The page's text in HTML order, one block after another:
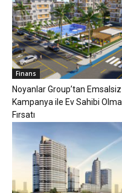
Finans
Noyanlar Group’tan Emsalsiz
Kampanya ile Ev Sahibi Olma
Fırsatı